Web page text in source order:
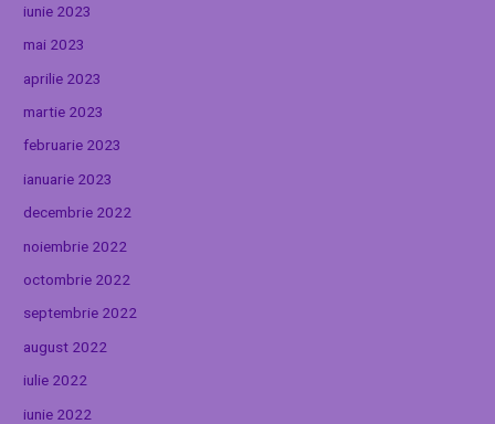
iunie 2023
mai 2023
aprilie 2023
martie 2023
februarie 2023
ianuarie 2023
decembrie 2022
noiembrie 2022
octombrie 2022
septembrie 2022
august 2022
iulie 2022
iunie 2022